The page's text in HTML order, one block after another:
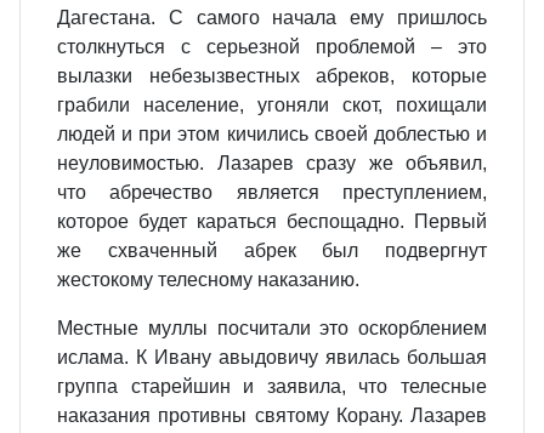
Дагестана. С самого начала ему пришлось
столкнуться с серьезной проблемой – это
вылазки небезызвестных абреков, которые
грабили население, угоняли скот, похищали
людей и при этом кичились своей доблестью и
неуловимостью. Лазарев сразу же объявил,
что абречество является преступлением,
которое будет караться беспощадно. Первый
же схваченный абрек был подвергнут
жестокому телесному наказанию.
Местные муллы посчитали это оскорблением
ислама. К Ивану авыдовичу явилась большая
группа старейшин и заявила, что телесные
наказания противны святому Корану. Лазарев